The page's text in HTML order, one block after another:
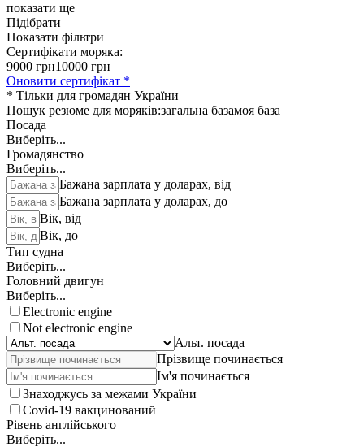
показати ще
Підібрати
Показати фільтри
Сертифікати моряка:
9000 грн10000 грн
Оновити сертифікат *
* Тільки для громадян України
Пошук резюме для моряків:загальна базамоя база
Посада
Виберіть...
Громадянство
Виберіть...
Бажана зарплата у доларах, від
Бажана зарплата у доларах, до
Вік, від
Вік, до
Тип судна
Виберіть...
Головний двигун
Виберіть...
Electronic engine
Not electronic engine
Альт. посада
Прізвище починається
Ім'я починається
Знаходжусь за межами України
Covid-19 вакцинований
Рівень англійського
Виберіть...